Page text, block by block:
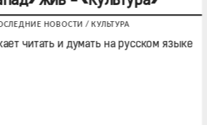
НОВОСТИ / КУЛЬТУРА
читать и думать на русском языке